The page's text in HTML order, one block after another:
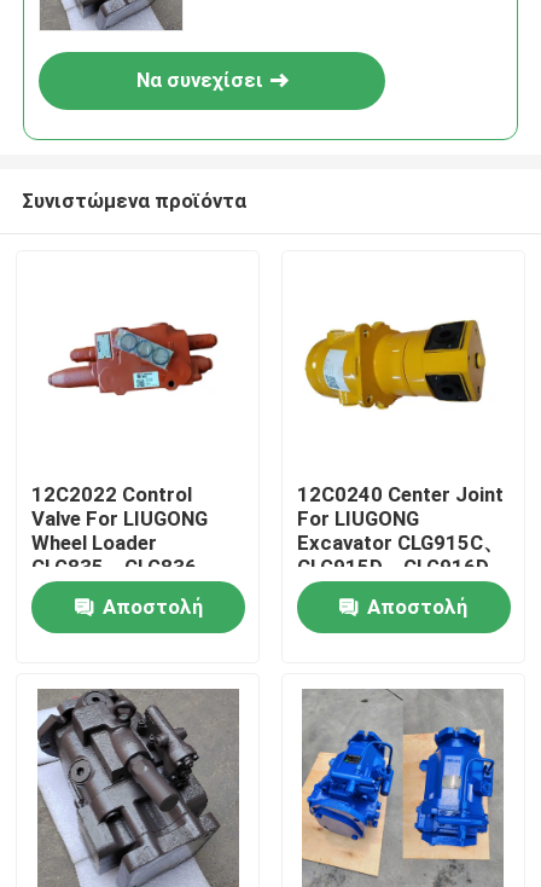
Σπίτι
Προϊόντα
Βίντεο
Να συνεχίσει
Συνιστώμενα προϊόντα
12C2022 Control
Valve For LIUGONG
Wheel Loader
CLG835、CLG836、
ZL30CN、ZL30E
CLG842、ZL40B
CLG850H、CLG855H
Αποστολή
12C0240 Center Joint
For LIUGONG
Excavator CLG915C、
CLG915D、CLG916D
CLG920D、CLG920E
CLG922DΑποστολή